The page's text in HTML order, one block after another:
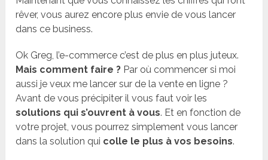
rêver, vous aurez encore plus envie de vous lancer
dans ce business.
Ok Greg, l’e-commerce c’est de plus en plus juteux.
Mais comment faire ? Par où commencer si moi
aussi je veux me lancer sur de la vente en ligne ?
Avant de vous précipiter il vous faut voir les
solutions qui s’ouvrent à vous. Et en fonction de
votre projet, vous pourrez simplement vous lancer
dans la solution qui colle le plus à vos besoins.